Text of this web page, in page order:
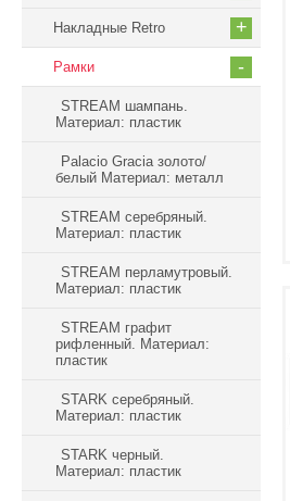
Накладные Retro +
Рамки -
STREAM шампань.
Материал: пластик
Palacio Gracia золото/
белый Материал: металл
STREAM серебряный.
Материал: пластик
STREAM перламутровый.
Материал: пластик
STREAM графит
рифленный. Материал:
пластик
STARK серебряный.
Материал: пластик
STARK черный.
Материал: пластик